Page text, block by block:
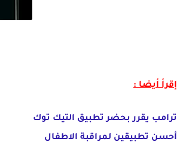
إقرأ أيضا :
ترامب يقرر بحضر تطبيق التيك توك
أحسن تطبيقين لمراقبة الاطفال